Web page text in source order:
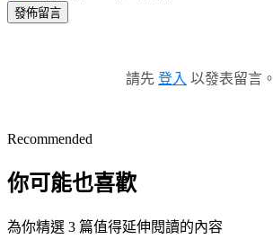
發佈留言
請先 登入 以發表留言。
Recommended
你可能也喜歡
為你精選 3 篇值得延伸閱讀的內容